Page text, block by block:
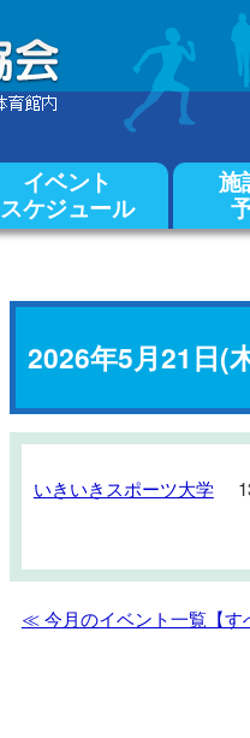
イベント
スケジュール
施
2026年5月21日(
い
き
ポ
いきいきスポーツ大学
≪ 今月のイベント一覧【す